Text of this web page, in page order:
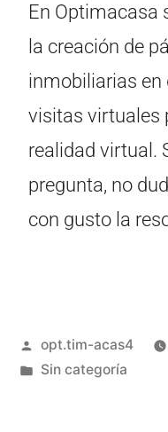
En Optimacasa
la creación de
inmobiliarias en
visitas virtuales
realidad virtual.
pregunta, no
con gusto la
opt.tim-acas4
Sin categoría